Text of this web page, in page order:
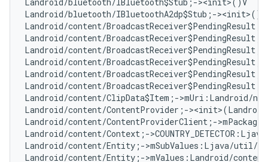
Landroid/bluetooth/IBluetoothA2dp$Stub;-
Landroid/content/
Landroid/content/
Landroid/content/
Landroid/content/
Landroid/content/
Landroid/content/
Landroid/content/ClipData$Item;-
Landroid/content/ContentProvider;-
Landroid/content/ContentProviderClient;-
Landroid/content/Context;-
Landroid/content/Entity;->mSubValues:Ljava/
Landroid/content/Entity;->mValues:Landroid/